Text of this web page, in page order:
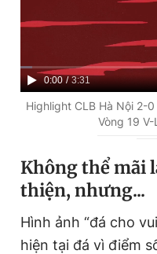
C
u
e
n
t
T
0:00 / D
u
t
o
n
3:31
Highlight CLB Hà Nội 2-0
Vòng 19
Không thể mãi
thiện, nhưng...
Hình ảnh “đá cho
hiện tại đá vì điểm